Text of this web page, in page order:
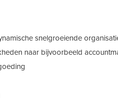
snelgroeiende
naar bijvoorbeeld